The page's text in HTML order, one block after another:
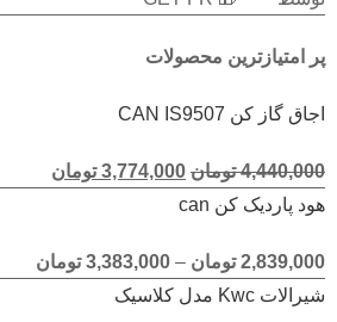
1
5پر امتیازترین محصولات
اجاق گاز کن CAN IS9507
امتیاز5.00
از 5
4,440,000 تومان 3,774,000 تومان
هود پاردیک کن can
امتیاز5.00
از 5
2,839,000 تومان –
3,383,000 تومان
شیرالات Kwc مدل کلاسیک